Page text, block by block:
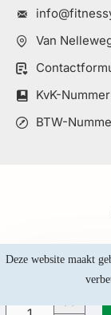
Deze website maakt
Van
KvK-
BTW-